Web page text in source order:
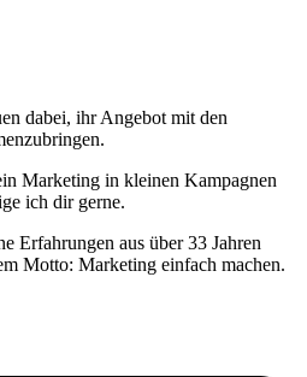
dabei, ihr Angebot mit den
Marketing in kleinen Kampagnen
ich dir gerne.
Erfahrungen aus über 33 Jahren
Motto: Marketing einfach machen.